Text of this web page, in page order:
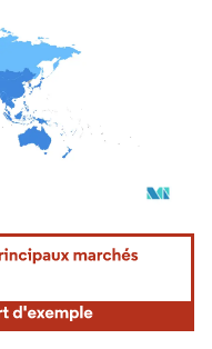
une attribution sous CC BY